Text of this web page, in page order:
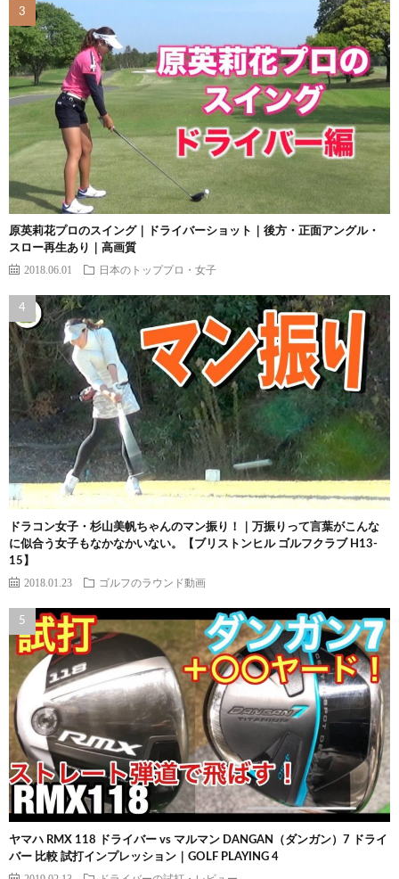
原英莉花プロのスイング｜ドライバーショット｜後方・正面アングル・
スロー再生あり｜高画質
2018.06.01 日本のトッププロ・女子
ドラコン女子・杉山美帆ちゃんのマン振り！｜万振りって言葉がこんな
に似合う女子もなかなかいない。【ブリストンヒル ゴルフクラブ H13-
15】
2018.01.23 ゴルフのラウンド動画
ヤマハ RMX 118 ドライバー vs マルマン DANGAN（ダンガン）7 ドライ
バー 比較 試打インプレッション｜GOLF PLAYING 4